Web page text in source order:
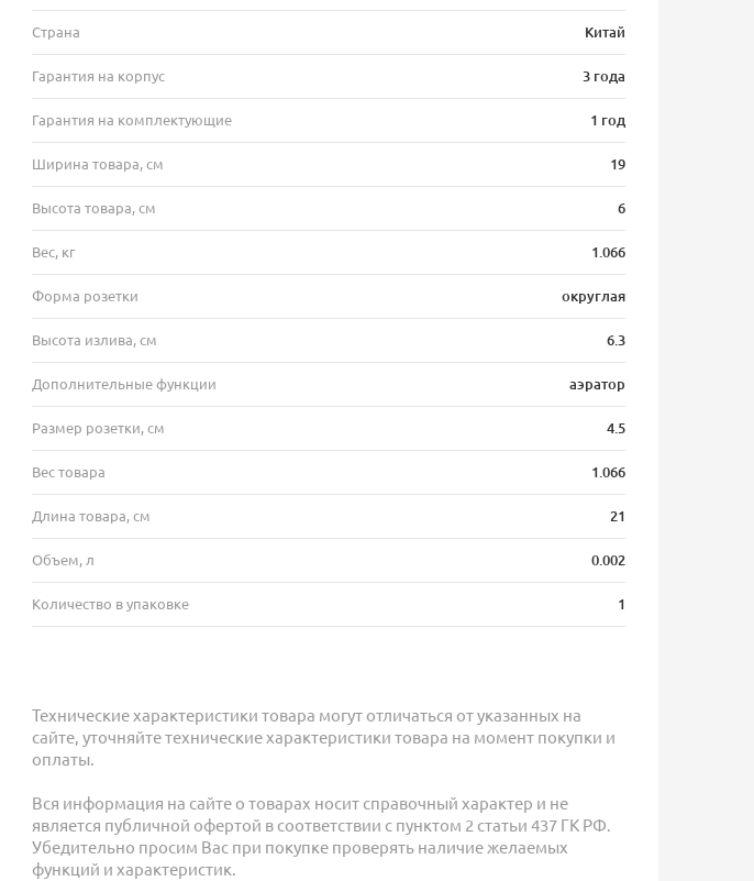
Страна Китай
Гарантия на корпус 3 года
Гарантия на комплектующие 1 год
Ширина товара, см 19
Высота товара, см 6
Вес, кг 1.066
Форма розетки округлая
Высота излива, см 6.3
Дополнительные функции аэратор
Размер розетки, см 4.5
Вес товара 1.066
Длина товара, см 21
Объем, л 0.002
Количество в упаковке 1
Технические характеристики товара могут отличаться от указанных на
сайте, уточняйте технические характеристики товара на момент покупки и
оплаты.
Вся информация на сайте о товарах носит справочный характер и не
является публичной офертой в соответствии с пунктом 2 статьи 437 ГК РФ.
Убедительно просим Вас при покупке проверять наличие желаемых
функций и характеристик.